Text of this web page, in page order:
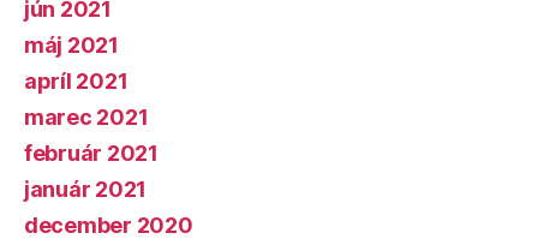
jún 2021
máj 2021
apríl 2021
marec 2021
február 2021
január 2021
december 2020